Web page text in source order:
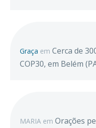
Graça em Cerca de
COP30, em Belém
MARIA em Orações